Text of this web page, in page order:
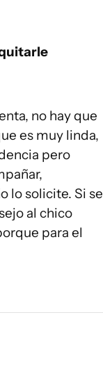
no hay que
es muy linda,
pero
lo solicite. Si se
al chico
para el